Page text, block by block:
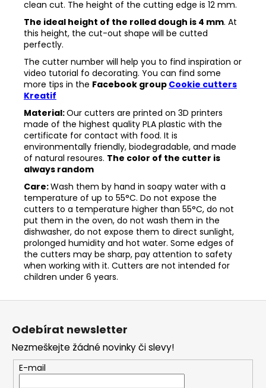
clean cut. The height of the cutting edge is 12 mm.
The ideal height of the rolled dough is 4 mm. At
this height, the cut-out shape will be cutted
perfectly.
The cutter number will help you to find inspiration or
video tutorial fo decorating. You can find some
more tips in the Facebook group Cookie cutters
Kreatif
Material:Our cutters are printed on 3D printers
made of the highest quality PLA plastic with the
certificate for contact with food. It is
environmentally friendly, biodegradable, and made
of natural resoures. The color of the cutter is
always random
Care:Wash them by hand in soapy water with a
temperature of up to 55°C. Do not expose the
cutters to a temperature higher than 55°C, do not
put them in the oven, do not wash them in the
dishwasher, do not expose them to direct sunlight,
prolonged humidity and hot water. Some edges of
the cutters may be sharp, pay attention to safety
when working with it. Cutters are not intended for
children under 6 years.
Z
Odebírat newsletter
Nezmeškejte žádné novinky či slevy!
E-mail